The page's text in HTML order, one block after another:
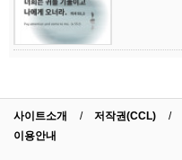
사이트소개 저작권(CCL)
이용안내